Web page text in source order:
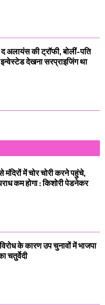
द अलायंस की ट्रॉफी, बोलीं-पति
देखना सरप्राइजिंग था
मंदिरों में चोर चोरी करने पहुंचे,
कम होगा : किशोरी पेडनेकर
के कारण उप चुनावों में भाजपा
चतुर्वेदी